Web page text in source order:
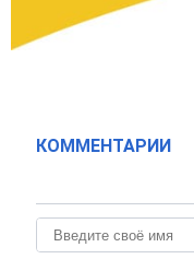
КОММЕНТАРИИ